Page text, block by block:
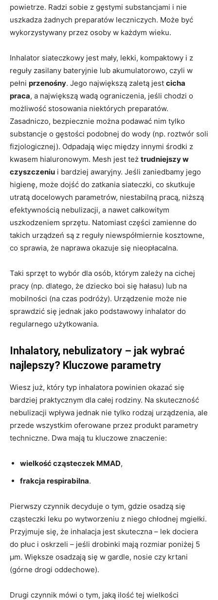
powietrze. Radzi sobie z gęstymi substancjami i nie
uszkadza żadnych preparatów leczniczych. Może być
wykorzystywany przez osoby w każdym wieku.
Inhalator siateczkowy jest mały, lekki, kompaktowy i z
reguły zasilany bateryjnie lub akumulatorowo, czyli w
pełni przenośny. Jego największą zaletą jest cicha
praca, a największą wadą ograniczenia, jeśli chodzi o
możliwość stosowania niektórych preparatów.
Zasadniczo, bezpiecznie można podawać nim tylko
substancje o gęstości podobnej do wody (np. roztwór soli
fizjologicznej). Odpadają więc między innymi środki z
kwasem hialuronowym. Mesh jest też trudniejszy w
czyszczeniu i bardziej awaryjny. Jeśli zaniedbamy jego
higienę, może dojść do zatkania siateczki, co skutkuje
utratą docelowych parametrów, niestabilną pracą, niższą
efektywnością nebulizacji, a nawet całkowitym
uszkodzeniem sprzętu. Natomiast części zamienne do
takich urządzeń są z reguły niewspółmiernie kosztowne,
co sprawia, że naprawa okazuje się nieopłacalna.
Taki sprzęt to wybór dla osób, którym zależy na cichej
pracy (np. dlatego, że dziecko boi się hałasu) lub na
mobilności (na czas podróży). Urządzenie może nie
sprawdzić się jednak jako podstawowy inhalator do
regularnego użytkowania.
Inhalatory, nebulizatory – jak wybrać
najlepszy? Kluczowe parametry
Wiesz już, który typ inhalatora powinien okazać się
bardziej praktycznym dla całej rodziny. Na skuteczność
nebulizacji wpływa jednak nie tylko rodzaj urządzenia, ale
przede wszystkim oferowane przez produkt parametry
techniczne. Dwa mają tu kluczowe znaczenie:
wielkość cząsteczek MMAD,
frakcja respirabilna.
Pierwszy czynnik decyduje o tym, gdzie osadzą się
cząsteczki leku po wytworzeniu z niego chłodnej mgiełki.
Przyjmuje się, że inhalacja jest skuteczna – lek dociera
do płuc i oskrzeli – jeśli drobinki mają rozmiar poniżej 5
µm. Większe osadzają się w gardle, nosie czy krtani
(górne drogi oddechowe).
Drugi czynnik mówi o tym, jaką ilość tej wielkości